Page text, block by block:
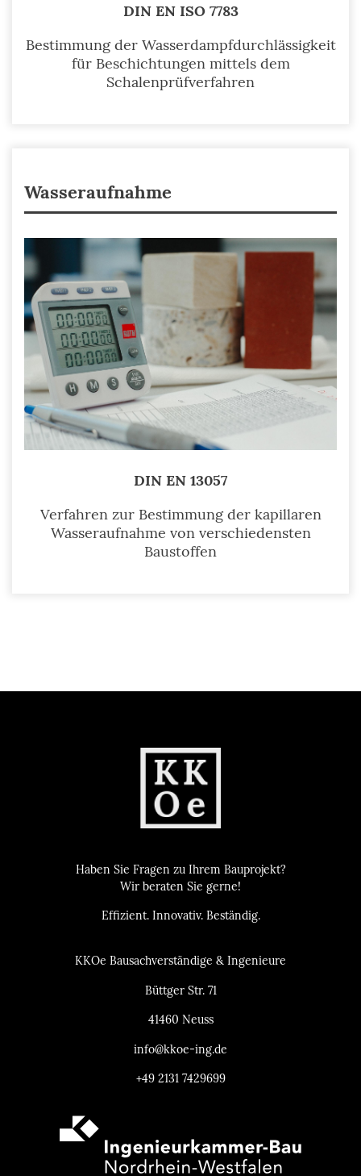
DIN EN ISO 7783
Bestimmung der Wasserdampfdurchlässigkeit
für Beschichtungen mittels dem
Schalenprüfverfahren
Wasseraufnahme
DIN EN 13057
Verfahren zur Bestimmung der kapillaren
Wasseraufnahme von verschiedensten
Baustoffen
Haben Sie Fragen zu Ihrem Bauprojekt?
Wir beraten Sie gerne!
Effizient. Innovativ. Beständig.
KKOe Bausachverständige & Ingenieure
Büttger Str. 71
41460 Neuss
info@kkoe-ing.de
+49 2131 7429699